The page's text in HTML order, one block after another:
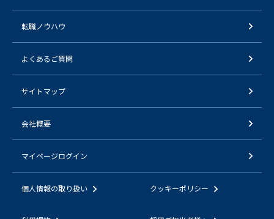
転職ノウハウ
よくあるご質問
サイトマップ
会社概要
マイページログイン
個人情報の取り扱い クッキーポリシー